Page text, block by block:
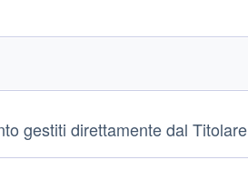
gestiti direttamente dal Titolare